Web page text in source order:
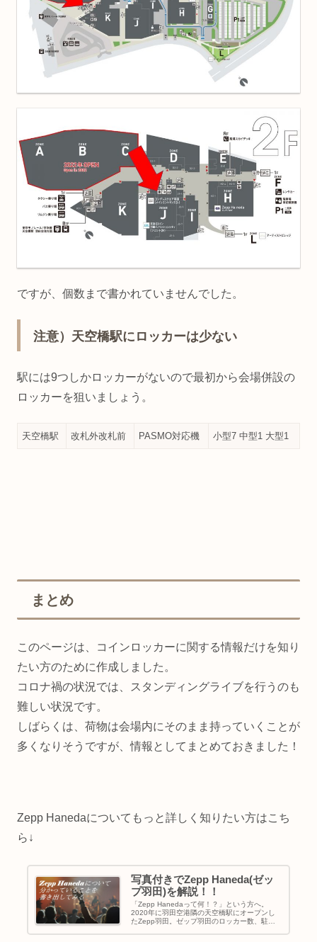
ですが、個数まで書かれていませんでした。
注意）天空橋駅にロッカーは少ない
駅には9つしかロッカーがないので最初から会場併設の
ロッカーを狙いましょう。
天空橋駅 改札外改札前 PASMO対応機 小型7 中型1 大型1
まとめ
このページは、コインロッカーに関する情報だけを知り
たい方のために作成しました。
コロナ禍の状況では、スタンディングライブを行うのも
難しい状況です。
しばらくは、荷物は会場内にそのまま持っていくことが
多くなりそうですが、情報としてまとめておきました！
Zepp Hanedaについてもっと詳しく知りたい方はこち
ら↓
写真付きでZepp Haneda(ゼッ
プ羽田)を解説！！
「Zepp Hanedaって何！？」という方へ。
2020年に羽田空港隣の天空橋駅にオープンし
たZepp羽田。ゼップ羽田のロッカー数、駐車